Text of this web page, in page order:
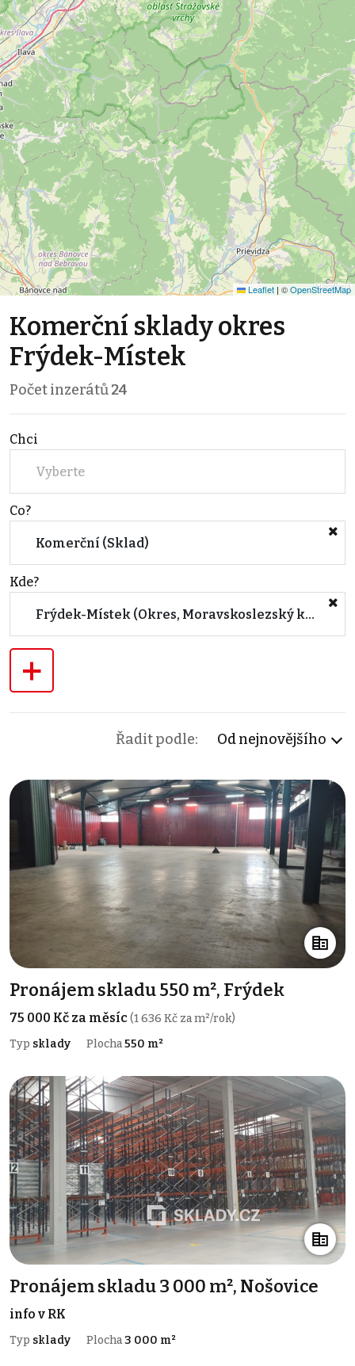
Leaflet | ©OpenStreetMap
Komerční sklady okres
Frýdek-Místek
Počet inzerátů24
Chci
Vyberte
Co?
Komerční (Sklad)
Kde?
Frýdek-Místek (Okres, Moravskoslezský kraj)
+
Řadit podle: Od nejnovějšího
Pronájem skladu 550 m², Frýdek
75 000 Kč za měsíc(1 636 Kč za m²/rok)
Typ sklady Plocha550 m²
Pronájem skladu 3 000 m², Nošovice
info v RK
Typ sklady Plocha 3 000 m²